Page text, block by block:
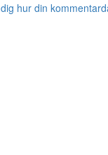
hur din